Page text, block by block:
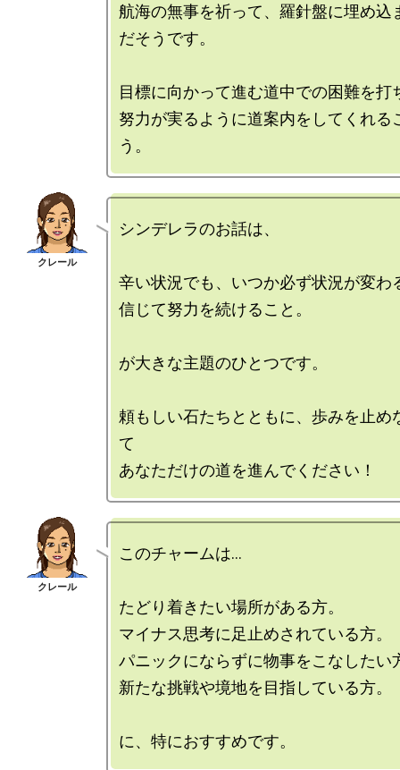
航海の無事を祈って、羅針盤に埋め込
だそうです。
目標に向かって進む道中での困難を打
努力が実るように道案内をしてくれる
シンデレラのお話は、
辛い状況でも、いつか必ず状況が変わ
信じて努力を続けること。
が大きな主題のひとつです。
頼もしい石たちとともに、歩みを止め
て
このチャームは…
たどり着きたい場所がある方。
マイナス思考に足止めされている方。
パニックにならずに物事をこなしたい
新たな挑戦や境地を目指している方。